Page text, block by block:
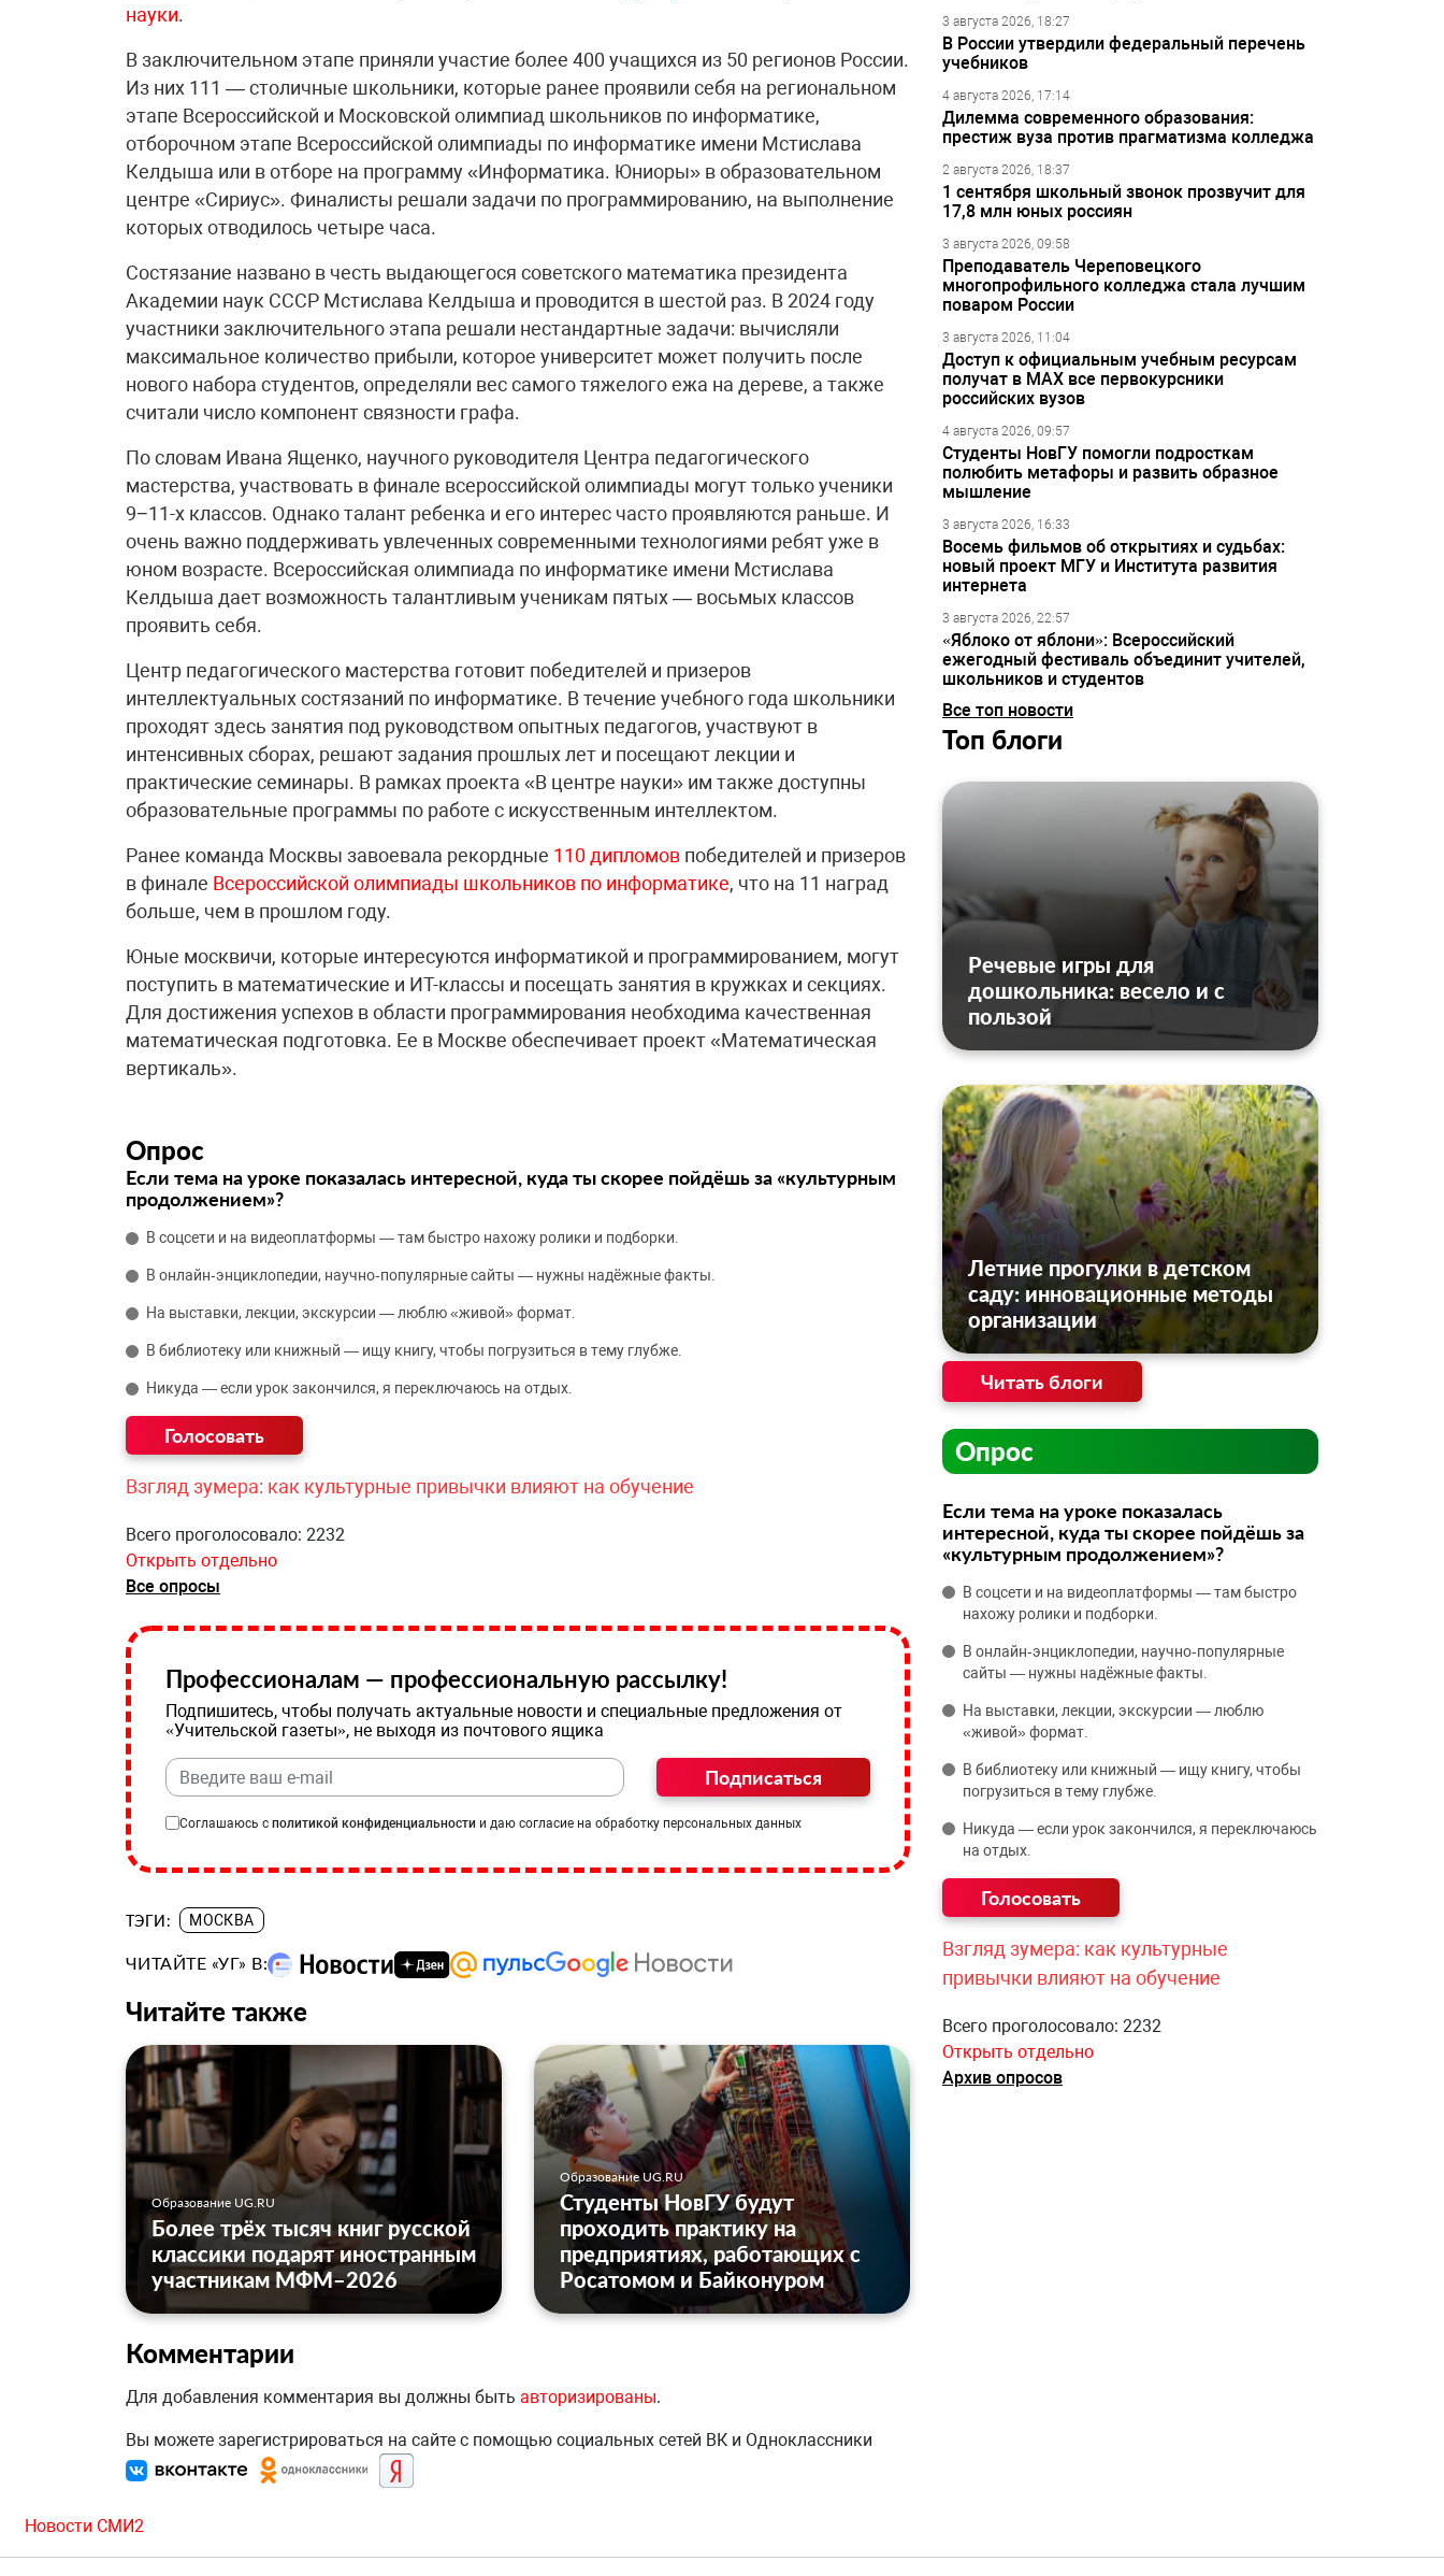
науки.
В заключительном этапе приняли участие более 400 учащихся из 50 регионов России.
Из них 111 — столичные школьники, которые ранее проявили себя на региональном
этапе Всероссийской и Московской олимпиад школьников по информатике,
отборочном этапе Всероссийской олимпиады по информатике имени Мстислава
Келдыша или в отборе на программу «Информатика. Юниоры» в образовательном
центре «Сириус». Финалисты решали задачи по программированию, на выполнение
которых отводилось четыре часа.
Состязание названо в честь выдающегося советского математика президента
Академии наук СССР Мстислава Келдыша и проводится в шестой раз. В 2024 году
участники заключительного этапа решали нестандартные задачи: вычисляли
максимальное количество прибыли, которое университет может получить после
нового набора студентов, определяли вес самого тяжелого ежа на дереве, а также
считали число компонент связности графа.
По словам Ивана Ященко, научного руководителя Центра педагогического
мастерства, участвовать в финале всероссийской олимпиады могут только ученики
9−11-х классов. Однако талант ребенка и его интерес часто проявляются раньше. И
очень важно поддерживать увлеченных современными технологиями ребят уже в
юном возрасте. Всероссийская олимпиада по информатике имени Мстислава
Келдыша дает возможность талантливым ученикам пятых — восьмых классов
проявить себя.
Центр педагогического мастерства готовит победителей и призеров
интеллектуальных состязаний по информатике. В течение учебного года школьники
проходят здесь занятия под руководством опытных педагогов, участвуют в
интенсивных сборах, решают задания прошлых лет и посещают лекции и
практические семинары. В рамках проекта «В центре науки» им также доступны
образовательные программы по работе с искусственным интеллектом.
Ранее команда Москвы завоевала рекордные 110 дипломов победителей и призеров
в финале Всероссийской олимпиады школьников по информатике, что на 11 наград
больше, чем в прошлом году.
Юные москвичи, которые интересуются информатикой и программированием, могут
поступить в математические и ИТ-классы и посещать занятия в кружках и секциях.
Для достижения успехов в области программирования необходима качественная
математическая подготовка. Ее в Москве обеспечивает проект «Математическая
вертикаль».
Опрос
Если тема на уроке показалась интересной, куда ты скорее пойдёшь за «культурным
продолжением»?
В соцсети и на видеоплатформы — там быстро нахожу ролики и подборки.
В онлайн‑энциклопедии, научно‑популярные сайты — нужны надёжные факты.
На выставки, лекции, экскурсии — люблю «живой» формат.
В библиотеку или книжный — ищу книгу, чтобы погрузиться в тему глубже.
Никуда — если урок закончился, я переключаюсь на отдых.
Взгляд зумера: как культурные привычки влияют на обучение
Всего проголосовало: 2232
Открыть отдельно
Все опросы
Профессионалам — профессиональную рассылку!
Подпишитесь, чтобы получать актуальные новости и специальные предложения от
«Учительской газеты», не выходя из почтового ящика
Подписаться
Соглашаюсь с политикой конфиденциальности и даю согласие на обработку персональных данных
ТЭГИ: МОСКВА
ЧИТАЙТЕ «УГ» В:
Читайте также
Образование UG.RU
Более трёх тысяч книг русской
классики подарят иностранным
участникам МФМ–2026
Образование UG.RU
Студенты НовГУ будут
проходить практику на
предприятиях, работающих с
Росатомом и Байконуром
Комментарии
Для добавления комментария вы должны быть авторизированы.
Вы можете зарегистрироваться на сайте с помощью социальных сетей ВК и Одноклассники
3 августа 2026, 18:27
В России утвердили федеральный перечень
учебников
4 августа 2026, 17:14
Дилемма современного образования:
престиж вуза против прагматизма колледжа
2 августа 2026, 18:37
1 сентября школьный звонок прозвучит для
17,8 млн юных россиян
3 августа 2026, 09:58
Преподаватель Череповецкого
многопрофильного колледжа стала лучшим
поваром России
3 августа 2026, 11:04
Доступ к официальным учебным ресурсам
получат в МАХ все первокурсники
российских вузов
4 августа 2026, 09:57
Студенты НовГУ помогли подросткам
полюбить метафоры и развить образное
мышление
3 августа 2026, 16:33
Восемь фильмов об открытиях и судьбах:
новый проект МГУ и Института развития
интернета
3 августа 2026, 22:57
«Яблоко от яблони»: Всероссийский
ежегодный фестиваль объединит учителей,
школьников и студентов
Все топ новости
Топ блоги
Речевые игры для
дошкольника: весело и с
пользой
Летние прогулки в детском
саду: инновационные методы
организации
Читать блоги
Опрос
Если тема на уроке показалась
интересной, куда ты скорее пойдёшь за
«культурным продолжением»?
В соцсети и на видеоплатформы — там быстро
нахожу ролики и подборки.
В онлайн‑энциклопедии, научно‑популярные
сайты — нужны надёжные факты.
На выставки, лекции, экскурсии — люблю
«живой» формат.
В библиотеку или книжный — ищу книгу, чтобы
погрузиться в тему глубже.
Никуда — если урок закончился, я переключаюсь
на отдых.
Взгляд зумера: как культурные
привычки влияют на обучение
Всего проголосовало: 2232
Открыть отдельно
Архив опросов
Новости СМИ2